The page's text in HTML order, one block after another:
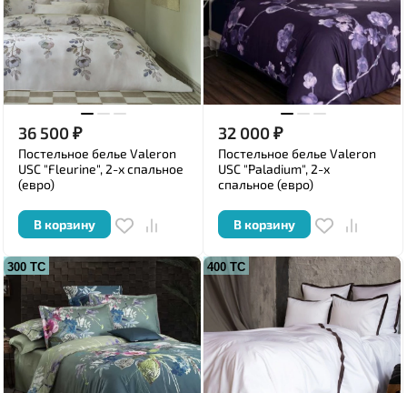
36 500₽
Постельное белье Valeron
USC "Fleurine", 2-х спальное
(евро)
В корзину
32 000₽
Постельное белье Valeron
USC "Paladium", 2-х
спальное (евро)
В корзину
300 ТС 400 ТС